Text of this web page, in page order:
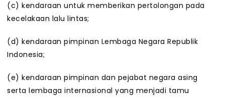
(c) kendaraan untuk memberikan pertolongan pada
kecelakaan lalu lintas;
(d) kendaraan pimpinan Lembaga Negara Republik
Indonesia;
(e) kendaraan pimpinan dan pejabat negara asing
serta lembaga internasional yang menjadi tamu